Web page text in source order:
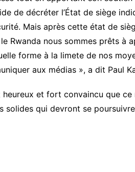
de décréter l’État de siège
Mais après cette état de
Rwanda nous sommes prêts à
forme à la limete de nos
aux médias », a dit Paul
heureux et fort convaincu que
solides qui devront se